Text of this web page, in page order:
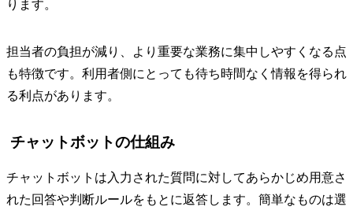
ります。
担当者の負担が減り、より重要な業務に集中しやすくなる点
も特徴です。利用者側にとっても待ち時間なく情報を得られ
る利点があります。
チャットボットの仕組み
チャットボットは入力された質問に対してあらかじめ用意さ
れた回答や判断ルールをもとに返答します。簡単なものは選